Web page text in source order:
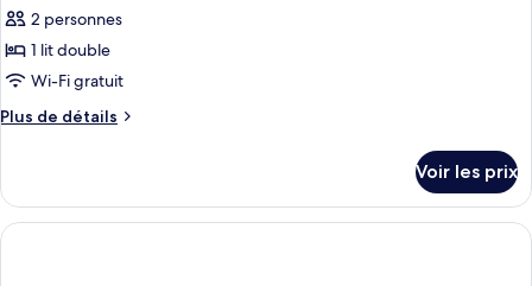
ce
type
de
chambre :
Appartement,
(2
Pax)
2 personnes
1 lit double
Wi-Fi gratuit
Plus de détails
Plus
le
type
de
Voir les prix